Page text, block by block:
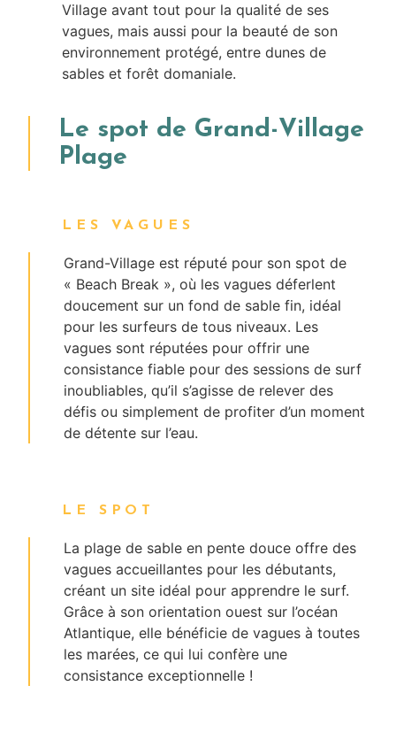
Village avant tout pour la qualité de ses
vagues, mais aussi pour la beauté de son
environnement protégé, entre dunes de
sables et forêt domaniale.
Le spot de Grand-Village
Plage
LES VAGUES
Grand-Village est réputé pour son spot de
« Beach Break », où les vagues déferlent
doucement sur un fond de sable fin, idéal
pour les surfeurs de tous niveaux. Les
vagues sont réputées pour offrir une
consistance fiable pour des sessions de surf
inoubliables, qu’il s’agisse de relever des
défis ou simplement de profiter d’un moment
de détente sur l’eau.
LE SPOT
La plage de sable en pente douce offre des
vagues accueillantes pour les débutants,
créant un site idéal pour apprendre le surf.
Grâce à son orientation ouest sur l’océan
Atlantique, elle bénéficie de vagues à toutes
les marées, ce qui lui confère une
consistance exceptionnelle !